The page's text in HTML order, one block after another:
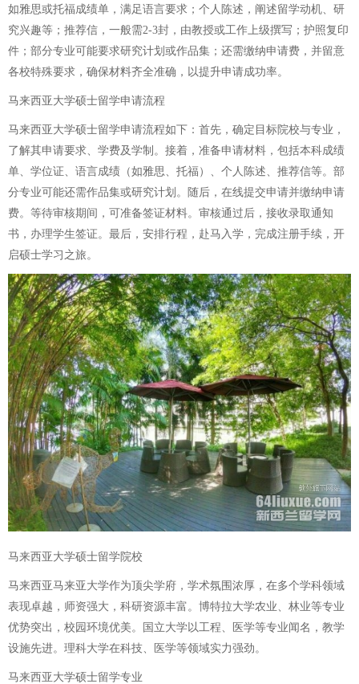
如雅思或托福成绩单，满足语言要求；个人陈述，阐述留学动机、研
究兴趣等；推荐信，一般需2-3封，由教授或工作上级撰写；护照复印
件；部分专业可能要求研究计划或作品集；还需缴纳申请费，并留意
各校特殊要求，确保材料齐全准确，以提升申请成功率。
马来西亚大学硕士留学申请流程
马来西亚大学硕士留学申请流程如下：首先，确定目标院校与专业，
了解其申请要求、学费及学制。接着，准备申请材料，包括本科成绩
单、学位证、语言成绩（如雅思、托福）、个人陈述、推荐信等。部
分专业可能还需作品集或研究计划。随后，在线提交申请并缴纳申请
费。等待审核期间，可准备签证材料。审核通过后，接收录取通知
书，办理学生签证。最后，安排行程，赴马入学，完成注册手续，开
启硕士学习之旅。
马来西亚大学硕士留学院校
马来西亚马来亚大学作为顶尖学府，学术氛围浓厚，在多个学科领域
表现卓越，师资强大，科研资源丰富。博特拉大学农业、林业等专业
优势突出，校园环境优美。国立大学以工程、医学等专业闻名，教学
设施先进。理科大学在科技、医学等领域实力强劲。
马来西亚大学硕士留学专业